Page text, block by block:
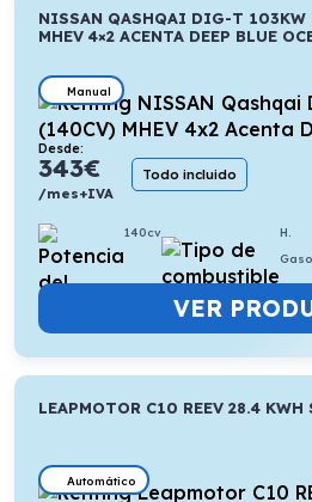
NISSAN QASHQAI DIG-T 103KW
MHEV 4×2 ACENTA DEEP BLUE
Manual
Desde:
343€
/mes+IVA
Todo incluido
140cv
H.
VER
LEAPMOTOR C10 REEV 28.4 KWH
Automático